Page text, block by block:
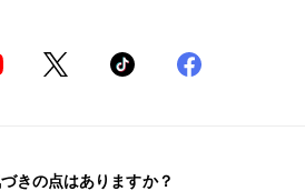
きの点はありますか？